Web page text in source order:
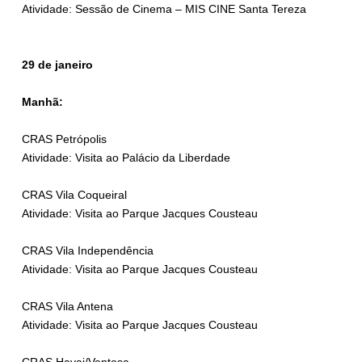
Atividade: Sessão de Cinema – MIS CINE Santa Tereza
29 de janeiro
Manhã:
CRAS Petrópolis
Atividade: Visita ao Palácio da Liberdade
CRAS Vila Coqueiral
Atividade: Visita ao Parque Jacques Cousteau
CRAS Vila Independência
Atividade: Visita ao Parque Jacques Cousteau
CRAS Vila Antena
Atividade: Visita ao Parque Jacques Cousteau